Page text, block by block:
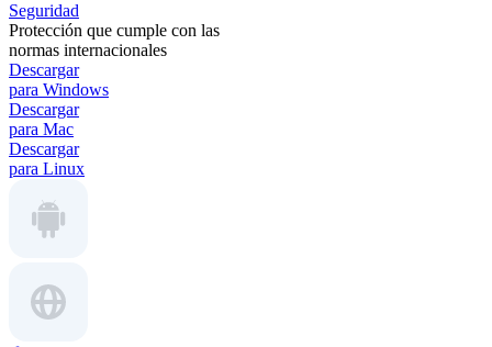
Seguridad
Protección que cumple con las
normas internacionales
Descargar
para Windows
Descargar
para Mac
Descargar
para Linux